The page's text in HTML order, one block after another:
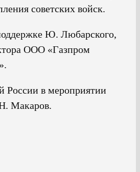
советских войск.
Ю. Любарского,
ООО «Газпром
России в мероприятии
Макаров.